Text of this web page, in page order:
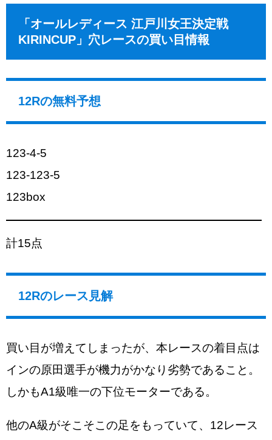
「オールレディース 江戸川女王決定戦
KIRINCUP」穴レースの買い目情報
12Rの無料予想
123-4-5
123-123-5
123box
計15点
12Rのレース見解
買い目が増えてしまったが、本レースの着目点は
インの原田選手が機力がかなり劣勢であること。
しかもA1級唯一の下位モーターである。
他のA級がそこそこの足をもっていて、12レース